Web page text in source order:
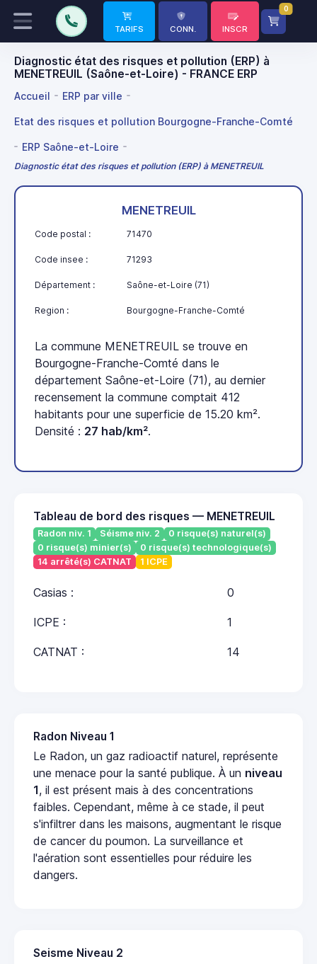
TARIFS CONN. INSCR
0
Diagnostic état des risques et pollution (ERP) à
MENETREUIL (Saône-et-Loire) - FRANCE ERP
Accueil ERP par ville
Etat des risques et pollution Bourgogne-Franche-Comté
ERP Saône-et-Loire
Diagnostic état des risques et pollution (ERP) à MENETREUIL
MENETREUIL
Code postal : 71470
Code insee : 71293
Département : Saône-et-Loire (71)
Region : Bourgogne-Franche-Comté
La commune MENETREUIL se trouve en
Bourgogne-Franche-Comté dans le
département Saône-et-Loire (71), au dernier
recensement la commune comptait 412
habitants pour une superficie de 15.20 km².
Densité : 27 hab/km².
Tableau de bord des risques — MENETREUIL
Radon niv. 1 Séisme niv. 2
0 risque(s) naturel(s)
0 risque(s) minier(s)
0 risque(s) technologique(s)
14 arrêté(s) CATNAT
1 ICPE
Casias : 0
ICPE : 1
CATNAT : 14
Radon Niveau 1
Le Radon, un gaz radioactif naturel, représente
une menace pour la santé publique. À un niveau
1, il est présent mais à des concentrations
faibles. Cependant, même à ce stade, il peut
s'infiltrer dans les maisons, augmentant le risque
de cancer du poumon. La surveillance et
l'aération sont essentielles pour réduire les
dangers.
Seisme Niveau 2